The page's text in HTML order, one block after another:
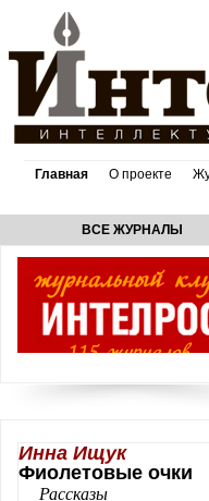
Главная О проекте
ВСЕ ЖУРНАЛЫ
Инна Ищук
Фиолетовые очки
Рассказы